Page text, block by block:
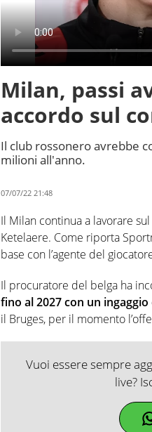
Milan, passi
accordo sul
Il club rossonero avrebbe
milioni all'anno.
07/07/22 21:48
Il Milan continua a lavorare
Ketelaere. Come riporta
base con l’agente del
Il procuratore del belga ha
fino al 2027 con un ingaggio
il Bruges, per il momento
Vuoi essere sempre
live?